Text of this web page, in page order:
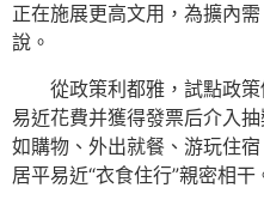
正在施展更高文用，為擴內需
說。
從政策利都雅，試點政
易近花費并獲得發票后介入
如購物、外出就餐、游玩住
居平易近“衣食住行”親密相干